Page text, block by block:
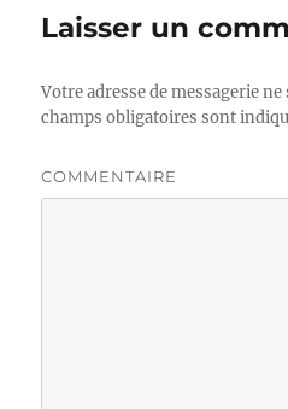
Laisser un
Votre adresse de messagerie ne
champs obligatoires sont
COMMENTAIRE